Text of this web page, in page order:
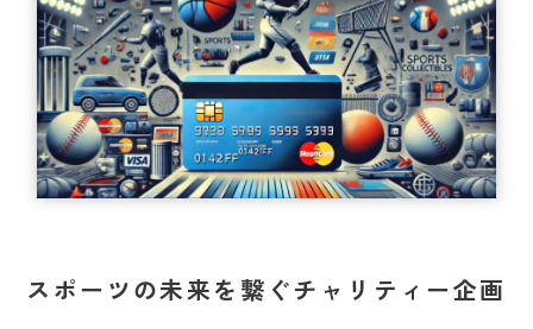
スポーツの未来を繋ぐチャリティー企画